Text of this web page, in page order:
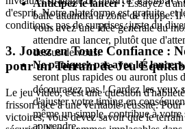
Anticipez le lancer :Essayez
balle atteindra la zone de frappe.
vous avez une idée générale du
attendre au lancer, plutôt que
dessus de vous.
Ne paniquez pas avec les
seront plus rapides ou auront plus
découragez pas ! Gardez les yeux
d'ajuster votre timing en
même un simple, contribue à votre
apprendre.
d'esprit. Notre plateforme est gratuite, et
conditions, pas de surprises, juste du
3. Jouez en Toute Confiance :
pour un Terrain de Jeu
Le jeu vidéo, c'est une question
frisson face à une véritable réussite.
victoires, vous devez savoir que le